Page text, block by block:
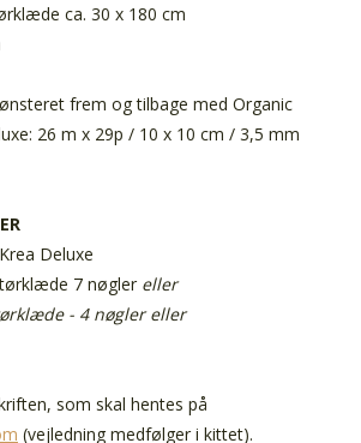
ca. 30 x 180 cm
frem og tilbage med Organic
26 m x 29p / 10 x 10 cm / 3,5 mm
Deluxe
7 nøgler eller
- 4 nøgler eller
som skal hentes på
(vejledning medfølger i kittet).